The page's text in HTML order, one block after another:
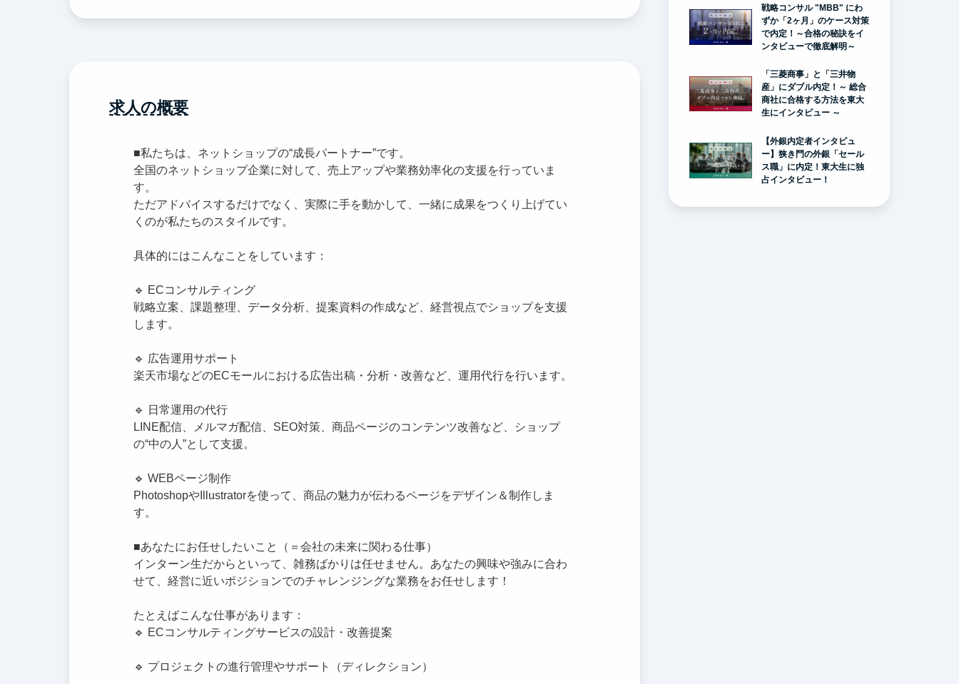
求人の概要
■私たちは、ネットショップの“成長パートナー”です。
全国のネットショップ企業に対して、売上アップや業務効率化の支援を行っていま
す。
ただアドバイスするだけでなく、実際に手を動かして、一緒に成果をつくり上げてい
くのが私たちのスタイルです。
具体的にはこんなことをしています：
🔹 ECコンサルティング
戦略立案、課題整理、データ分析、提案資料の作成など、経営視点でショップを支援
します。
🔹 広告運用サポート
楽天市場などのECモールにおける広告出稿・分析・改善など、運用代行を行います。
🔹 日常運用の代行
LINE配信、メルマガ配信、SEO対策、商品ページのコンテンツ改善など、ショップ
の“中の人”として支援。
🔹 WEBページ制作
PhotoshopやIllustratorを使って、商品の魅力が伝わるページをデザイン＆制作しま
す。
■あなたにお任せしたいこと（＝会社の未来に関わる仕事）
インターン生だからといって、雑務ばかりは任せません。あなたの興味や強みに合わ
せて、経営に近いポジションでのチャレンジングな業務をお任せします！
たとえばこんな仕事があります：
🔹 ECコンサルティングサービスの設計・改善提案
🔹 プロジェクトの進行管理やサポート（ディレクション）
戦略コンサル "MBB" にわ
ずか「2ヶ月」のケース対策
で内定！～合格の秘訣をイ
ンタビューで徹底解明～
「三菱商事」と「三井物
産」にダブル内定！～ 総合
商社に合格する方法を東大
生にインタビュー ～
【外銀内定者インタビュ
ー】狭き門の外銀「セール
ス職」に内定！東大生に独
占インタビュー！